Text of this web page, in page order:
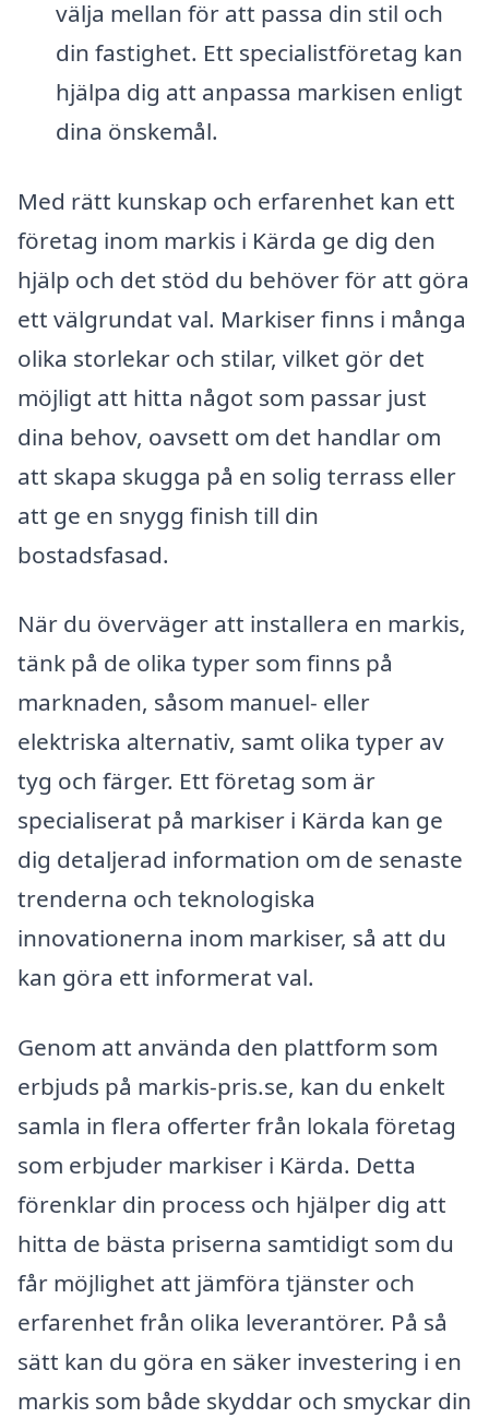
välja mellan för att passa din stil och
din fastighet. Ett specialistföretag kan
hjälpa dig att anpassa markisen enligt
dina önskemål.
Med rätt kunskap och erfarenhet kan ett
företag inom markis i Kärda ge dig den
hjälp och det stöd du behöver för att göra
ett välgrundat val. Markiser finns i många
olika storlekar och stilar, vilket gör det
möjligt att hitta något som passar just
dina behov, oavsett om det handlar om
att skapa skugga på en solig terrass eller
att ge en snygg finish till din
bostadsfasad.
När du överväger att installera en markis,
tänk på de olika typer som finns på
marknaden, såsom manuel- eller
elektriska alternativ, samt olika typer av
tyg och färger. Ett företag som är
specialiserat på markiser i Kärda kan ge
dig detaljerad information om de senaste
trenderna och teknologiska
innovationerna inom markiser, så att du
kan göra ett informerat val.
Genom att använda den plattform som
erbjuds på markis-pris.se, kan du enkelt
samla in flera offerter från lokala företag
som erbjuder markiser i Kärda. Detta
förenklar din process och hjälper dig att
hitta de bästa priserna samtidigt som du
får möjlighet att jämföra tjänster och
erfarenhet från olika leverantörer. På så
sätt kan du göra en säker investering i en
markis som både skyddar och smyckar din